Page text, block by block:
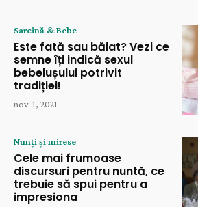
Sarcină & Bebe
Este fată sau băiat? Vezi ce
semne îți indică sexul
bebelușului potrivit
tradiției!
nov. 1, 2021
Nunți și mirese
Cele mai frumoase
discursuri pentru nuntă, ce
trebuie să spui pentru a
impresiona